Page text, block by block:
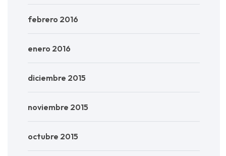
febrero 2016
enero 2016
diciembre 2015
noviembre 2015
octubre 2015